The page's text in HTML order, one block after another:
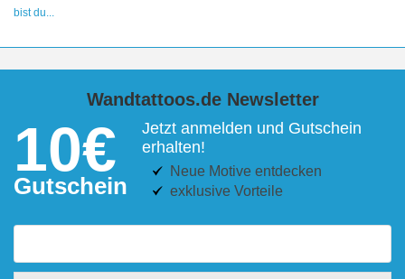
bist du...
Wandtattoos.de Newsletter
10€
Gutschein
Jetzt anmelden und Gutschein
erhalten!
Neue Motive entdecken
exklusive Vorteile